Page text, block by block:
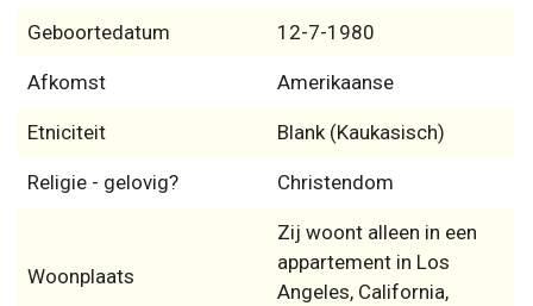
Geboortedatum 12-7-1980
Afkomst Amerikaanse
Etniciteit Blank (Kaukasisch)
Religie - gelovig? Christendom
Woonplaats
Zij woont alleen in een
appartement in Los
Angeles, California,